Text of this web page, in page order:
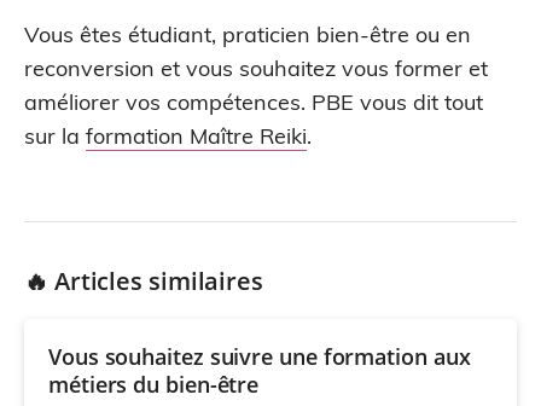
Vous êtes étudiant, praticien bien-être ou en
reconversion et vous souhaitez vous former et
améliorer vos compétences. PBE vous dit tout
sur la formation Maître Reiki.
🔥 Articles similaires
Vous souhaitez suivre une formation aux
métiers du bien-être